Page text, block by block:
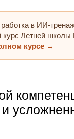
в ИИ-
курс Летней
курсе →
и